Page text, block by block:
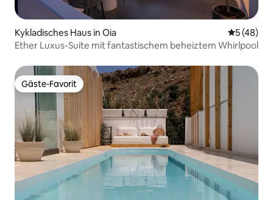
Kykladisches Haus in Oia
5 (48)
Ether Luxus-Suite mit fantastischem beheiztem Whirlpool
Gäste-Favorit
Gäste-Favorit